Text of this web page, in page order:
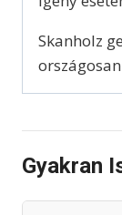
Skanholz
Gyakran